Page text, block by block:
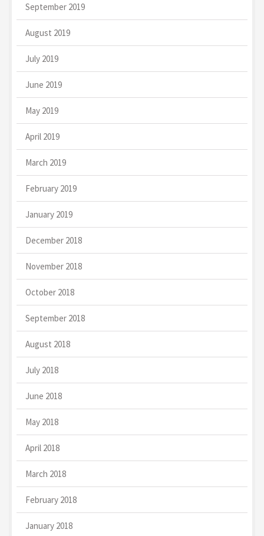
September 2019
August 2019
July 2019
June 2019
May 2019
April 2019
March 2019
February 2019
January 2019
December 2018
November 2018
October 2018
September 2018
August 2018
July 2018
June 2018
May 2018
April 2018
March 2018
February 2018
January 2018